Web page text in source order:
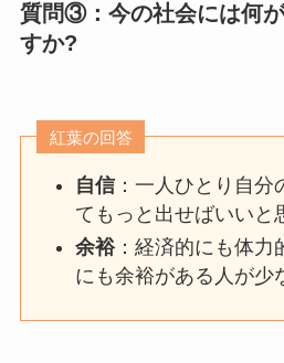
質問③：今の社会には何
すか?
紅葉の回答
自信：一人ひとり自分
てもっと出せばいいと
余裕：経済的にも体力
にも余裕がある人が少